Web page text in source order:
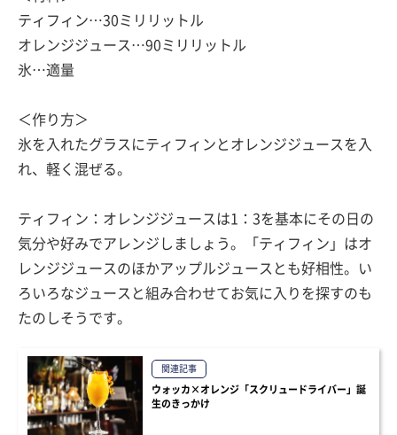
ティフィン…30ミリリットル
オレンジジュース…90ミリリットル
氷…適量
＜作り方＞
氷を入れたグラスにティフィンとオレンジジュースを入
れ、軽く混ぜる。
ティフィン：オレンジジュースは1：3を基本にその日の
気分や好みでアレンジしましょう。「ティフィン」はオ
レンジジュースのほかアップルジュースとも好相性。い
ろいろなジュースと組み合わせてお気に入りを探すのも
たのしそうです。
関連記事
ウォッカ×オレンジ「スクリュードライバー」誕
生のきっかけ